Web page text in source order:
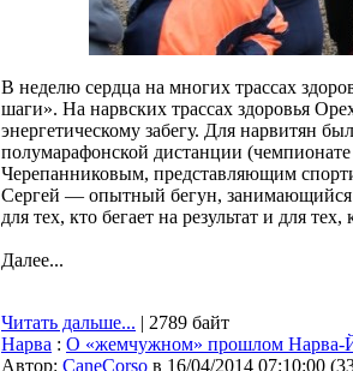
В неделю сердца на многих трассах
шаги». На нарвских трассах здоровья
энергетическому забегу. Для нарвитян
полумарафонской дистанции
Черепанниковым, представляющим
Сергей — опытный бегун, занимающийся
для тех, кто бегает на результат и для
Далее...
Читать дальше... | 2789 байт
Нарва : О «жемчужном» прошлом Нарва-
Автор: CaneCorso в 16/04/2014 07:10:00 (